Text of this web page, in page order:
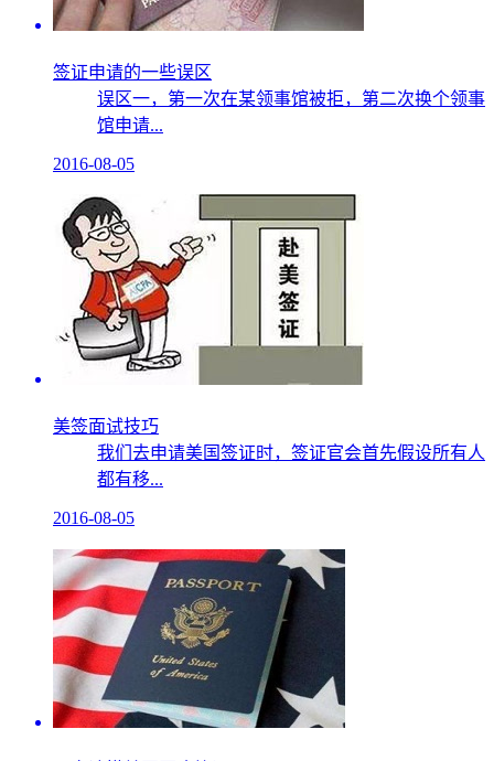
签证申请的一些误区
误区一，第一次在某领事馆被拒，第二次换个领事
馆申请...
2016-08-05
美签面试技巧
我们去申请美国签证时，签证官会首先假设所有人
都有移...
2016-08-05